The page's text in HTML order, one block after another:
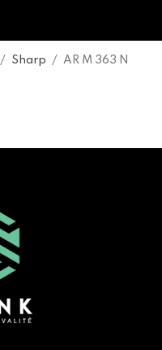
/ Sharp / AR M 363 N